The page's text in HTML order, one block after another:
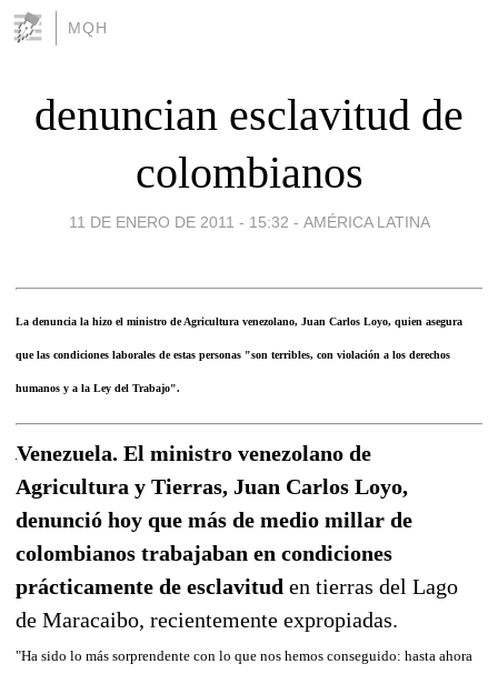
MQH
denuncian esclavitud de
colombianos
11 DE ENERO DE 2011 - 15:32 - AMÉRICA LATINA
La denuncia la hizo el ministro de Agricultura venezolano, Juan Carlos Loyo, quien asegura
que las condiciones laborales de estas personas "son terribles, con violación a los derechos
humanos y a la Ley del Trabajo".
Venezuela. El ministro venezolano de
Agricultura y Tierras, Juan Carlos Loyo,
denunció hoy que más de medio millar de
colombianos trabajaban en condiciones
prácticamente de esclavitud en tierras del Lago
de Maracaibo, recientemente expropiadas.
"Ha sido lo más sorprendente con lo que nos hemos conseguido: hasta ahora